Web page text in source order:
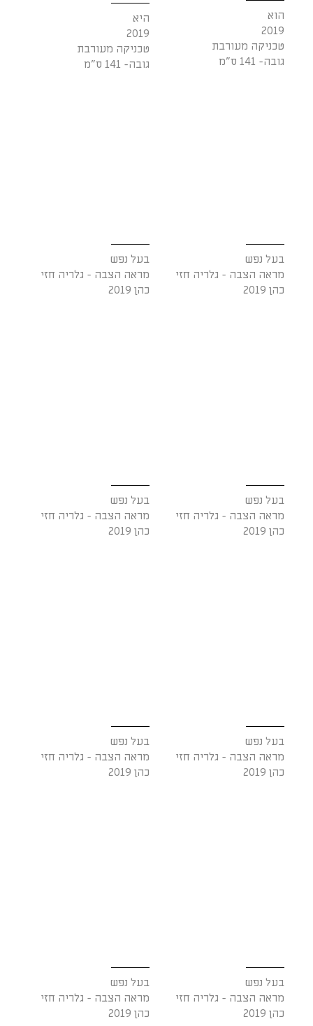
הוא
2019
טכניקה מעורבת
גובה- 141 ס"מ
היא
2019
טכניקה מעורבת
גובה- 141 ס"מ
בעל נפש
מראה הצבה - גלריה חזי
כהן 2019
בעל נפש
מראה הצבה - גלריה חזי
כהן 2019
בעל נפש
מראה הצבה - גלריה חזי
כהן 2019
בעל נפש
מראה הצבה - גלריה חזי
כהן 2019
בעל נפש
מראה הצבה - גלריה חזי
כהן 2019
בעל נפש
מראה הצבה - גלריה חזי
כהן 2019
בעל נפש
מראה הצבה - גלריה חזי
כהן 2019
בעל נפש
מראה הצבה - גלריה חזי
כהן 2019